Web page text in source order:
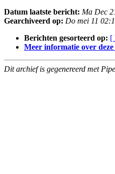
Datum laatste bericht: Ma Dec
Gearchiveerd op: Do mei 11
Berichten gesorteerd op: [
Meer informatie over
Dit archief is gegenereerd met